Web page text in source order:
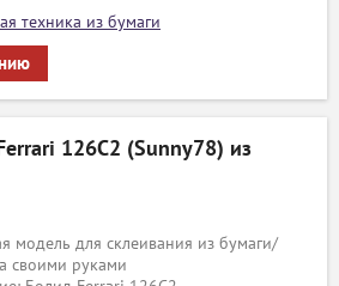
техника из бумаги
126C2 (Sunny78) из
модель для склеивания из бумаги/
своими руками